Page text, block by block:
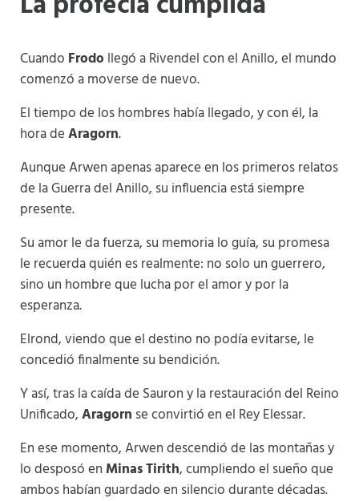
Cuando Frodo llegó a Rivendel con el Anillo, el mundo
comenzó a moverse de nuevo.
El tiempo de los hombres había llegado, y con él, la
hora deAragorn.
Aunque Arwen apenas aparece en los primeros relatos
de la Guerra del Anillo, su influencia está siempre
presente.
Su amor le da fuerza, su memoria lo guía, su promesa
le recuerda quién es realmente: no solo un guerrero,
sino un hombre que lucha por el amor y por la
esperanza.
Elrond, viendo que el destino no podía evitarse, le
concedió finalmente su bendición.
Y así, tras la caída de Sauron y la restauración del Reino
Unificado,Aragorn se convirtió en el Rey Elessar.
En ese momento, Arwen descendió de las montañas y
lo desposó en Minas Tirith, cumpliendo el sueño que
ambos habían guardado en silencio durante décadas.